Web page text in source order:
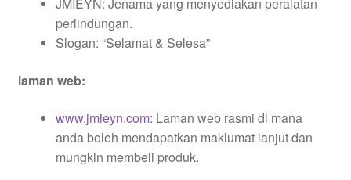
JMIEYN: Jenama yang menyediakan peralatan
perlindungan.
Slogan: “Selamat & Selesa”
laman web:
www.jmieyn.com: Laman web rasmi di mana
anda boleh mendapatkan maklumat lanjut dan
mungkin membeli produk.